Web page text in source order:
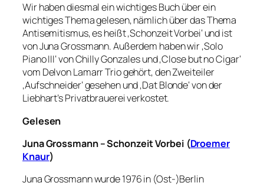
Wir haben diesmal ein wichtiges Buch über ein
wichtiges Thema gelesen, nämlich über das Thema
Antisemitismus, es heißt ‚Schonzeit Vorbei‘ und ist
von Juna Grossmann. Außerdem haben wir ‚Solo
Piano III‘ von Chilly Gonzales und ‚Close but no Cigar‘
vom Delvon Lamarr Trio gehört, den Zweiteiler
‚Aufschneider‘ gesehen und ‚Dat Blonde‘ von der
Liebhart’s Privatbrauerei verkostet.
Gelesen
Juna Grossmann – Schonzeit Vorbei (Droemer
Knaur)
Juna Grossmann wurde 1976 in (Ost-)Berlin